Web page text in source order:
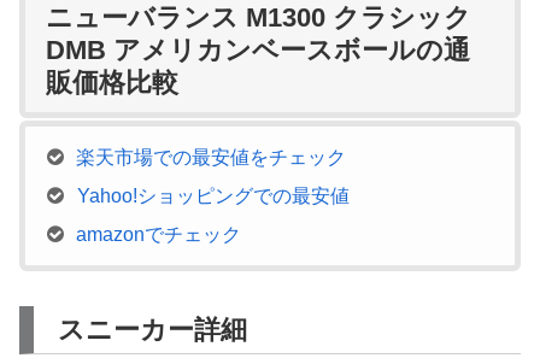
ニューバランス M1300 クラシック
DMB アメリカンベースボールの通
販価格比較
楽天市場での最安値をチェック
Yahoo!ショッピングでの最安値
amazonでチェック
スニーカー詳細